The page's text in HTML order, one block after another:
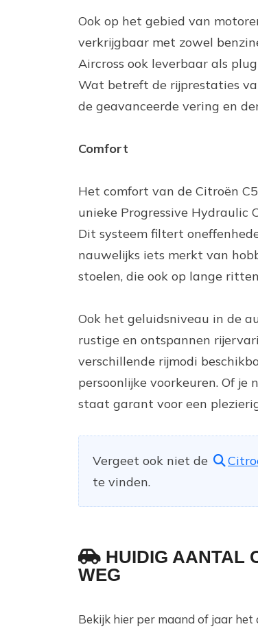
Ook op het gebied van
verkrijgbaar met zowel
Aircross ook leverbaar als
Wat betreft de rijprestaties
de geavanceerde vering en
Comfort
Het comfort van de Citroën
unieke Progressive Hydraulic
Dit systeem filtert
nauwelijks iets merkt van
stoelen, die ook op lange
Ook het geluidsniveau in de
rustige en ontspannen
verschillende rijmodi
persoonlijke voorkeuren. Of je
staat garant voor een
Vergeet ook niet de
te vinden.
HUIDIG AANTAL
WEG
Bekijk hier per maand of jaar